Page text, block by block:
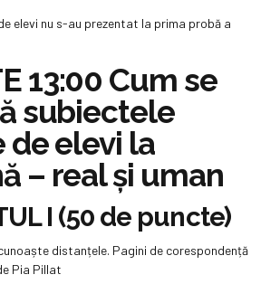
elevi nu s-au prezentat la prima probă a
13:00 Cum se
subiectele
de elevi la
– real și uman
I (50 de puncte)
distanțele. Pagini de corespondență
Pia Pillat